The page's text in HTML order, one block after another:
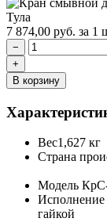
7 874,00 руб. за 1
−
+
В корзину
Вес1,627 кг
Страна
Модель
Исполнение
гайкой